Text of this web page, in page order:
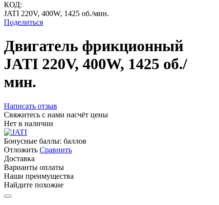
КОД:
JATI 220V, 400W, 1425 об./мин.
Поделиться
Двигатель фрикционный
JATI 220V, 400W, 1425 об./
мин.
Написать отзыв
Свяжитесь с нами насчёт цены
Нет в наличии
Бонусные баллы: баллов
Отложить Сравнить
Доставка
Варианты оплаты
Наши преимущества
Найдите похожие